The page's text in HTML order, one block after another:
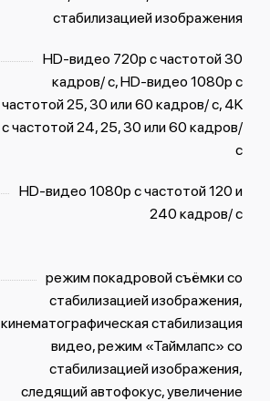
стабили­зацией изображения
HD-видео 720p с частотой 30
кадров/ с, HD-видео 1080p с
частотой 25, 30 или 60 кадров/ с, 4K
с частотой 24, 25, 30 или 60 кадров/
с
HD-видео 1080р с частотой 120 и
240 кадров/ с
режим покадровой съёмки со
стабилизацией изображения,
кинематографическая стабилизация
видео, режим «Таймлапс» со
стабили­зацией изображения,
следящий автофокус, увеличение